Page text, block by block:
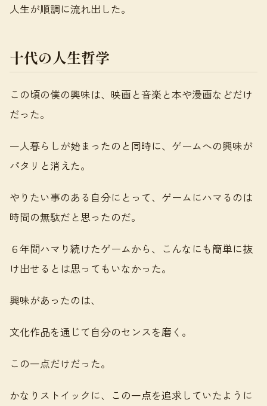
人生が順調に流れ出した。
十代の人生哲学
この頃の僕の興味は、映画と音楽と本や漫画などだけ
だった。
一人暮らしが始まったのと同時に、ゲームへの興味が
パタリと消えた。
やりたい事のある自分にとって、ゲームにハマるのは
時間の無駄だと思ったのだ。
６年間ハマり続けたゲームから、こんなにも簡単に抜
け出せるとは思ってもいなかった。
興味があったのは、
文化作品を通じて自分のセンスを磨く。
この一点だけだった。
かなりストイックに、この一点を追求していたように